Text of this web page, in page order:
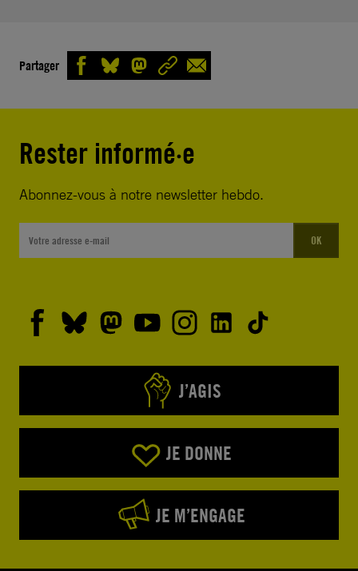
Partager
Rester informé·e
Abonnez-vous à notre newsletter hebdo.
OK
J’AGIS
JE DONNE
JE M’ENGAGE